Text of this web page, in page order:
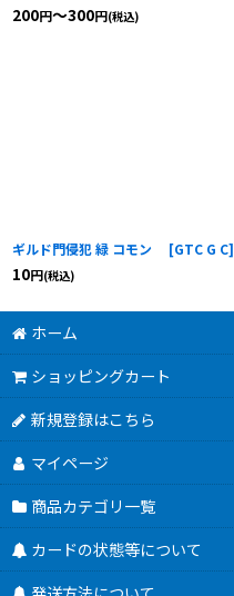
200円～300円(税込)
ギルド門侵犯 緑 コモン [GTC G C]
10円(税込)
ホーム
ショッピングカート
新規登録はこちら
マイページ
商品カテゴリ一覧
カードの状態等について